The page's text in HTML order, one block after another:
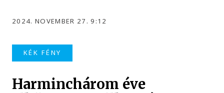
2024. NOVEMBER 27. 9:12
KÉK FÉNY
Harminchárom éve